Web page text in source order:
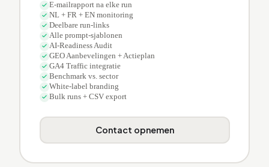
E-mailrapport na elke run
NL + FR + EN monitoring
Deelbare run-links
Alle prompt-sjablonen
AI-Readiness Audit
GEO Aanbevelingen + Actieplan
GA4 Traffic integratie
Benchmark vs. sector
White-label branding
Bulk runs + CSV export
Contact opnemen